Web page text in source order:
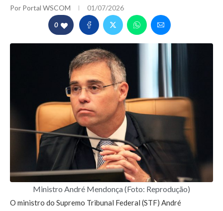
Por Portal WSCOM 01/07/2026
0
Ministro André Mendonça (Foto: Reprodução)
O ministro do Supremo Tribunal Federal (STF) André